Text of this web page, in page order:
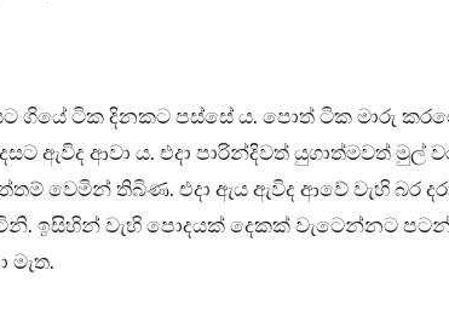
ගියේ ටික දිනකට පස්සේ ය. පොත් ටික මාරු
ඇවිද ආවා ය. එදා පාරින්දිවත් යුගාත්මවත්
වෙමින් තිබිණ. එදා ඇය ඇවිද ආවේ වැහි බර
ඉසිහින් වැහි පොදයක් දෙකක් වැටෙන්නට